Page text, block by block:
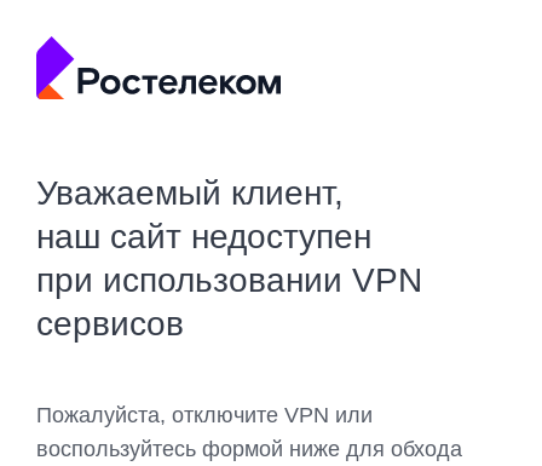
Уважаемый клиент,
наш сайт недоступен
при использовании VPN
сервисов
Пожалуйста, отключите VPN или
воспользуйтесь формой ниже для обхода